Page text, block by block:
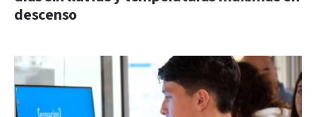
descenso